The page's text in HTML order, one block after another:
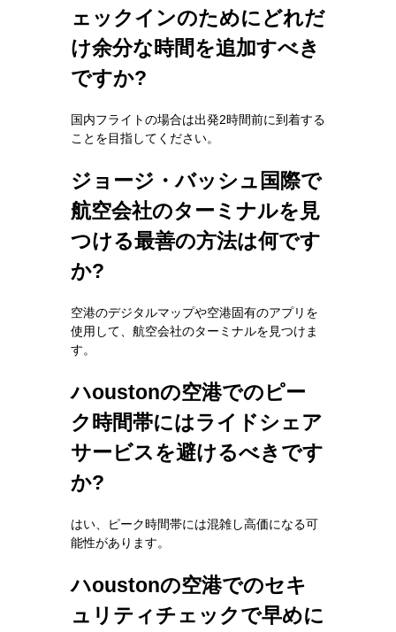
ェックインのためにどれだ
け余分な時間を追加すべき
ですか?
国内フライトの場合は出発2時間前に到着する
ことを目指してください。
ジョージ・バッシュ国際で
航空会社のターミナルを見
つける最善の方法は何です
か?
空港のデジタルマップや空港固有のアプリを
使用して、航空会社のターミナルを見つけま
す。
ハoustonの空港でのピー
ク時間帯にはライドシェア
サービスを避けるべきです
か?
はい、ピーク時間帯には混雑し高価になる可
能性があります。
ハoustonの空港でのセキ
ュリティチェックで早めに